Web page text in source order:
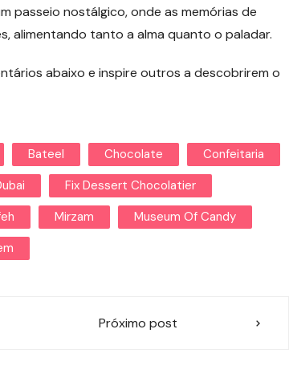
passeio nostálgico, onde as memórias de
alimentando tanto a alma quanto o paladar.
abaixo e inspire outros a descobrirem o
Bateel Chocolate
Confeitaria
Fix Dessert Chocolatier
Mirzam
Museum Of Candy
Próximo post